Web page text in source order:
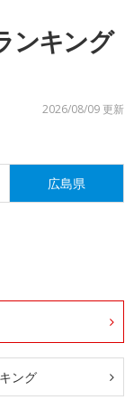
ンキング
2026/08/09 更新
広島県
ング